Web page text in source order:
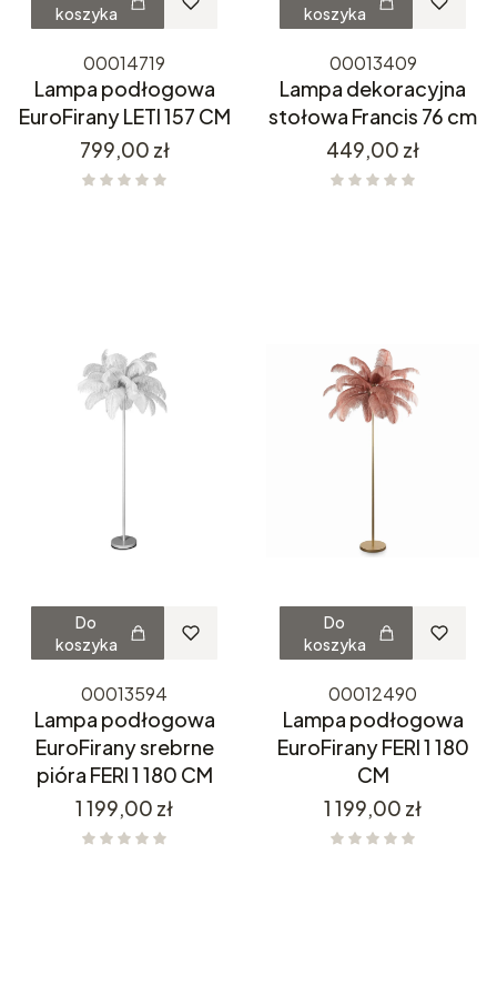
koszyka
00014719
Lampa podłogowa
EuroFirany LETI 157 CM
Cena
799,00 zł
koszyka
00013409
Lampa dekoracyjna
stołowa Francis 76 cm
Cena
449,00 zł
Do
koszyka
00013594
Lampa podłogowa
EuroFirany srebrne
pióra FERI 1 180 CM
Cena
1 199,00 zł
Do
koszyka
00012490
Lampa podłogowa
EuroFirany FERI 1 180
CM
Cena
1 199,00 zł